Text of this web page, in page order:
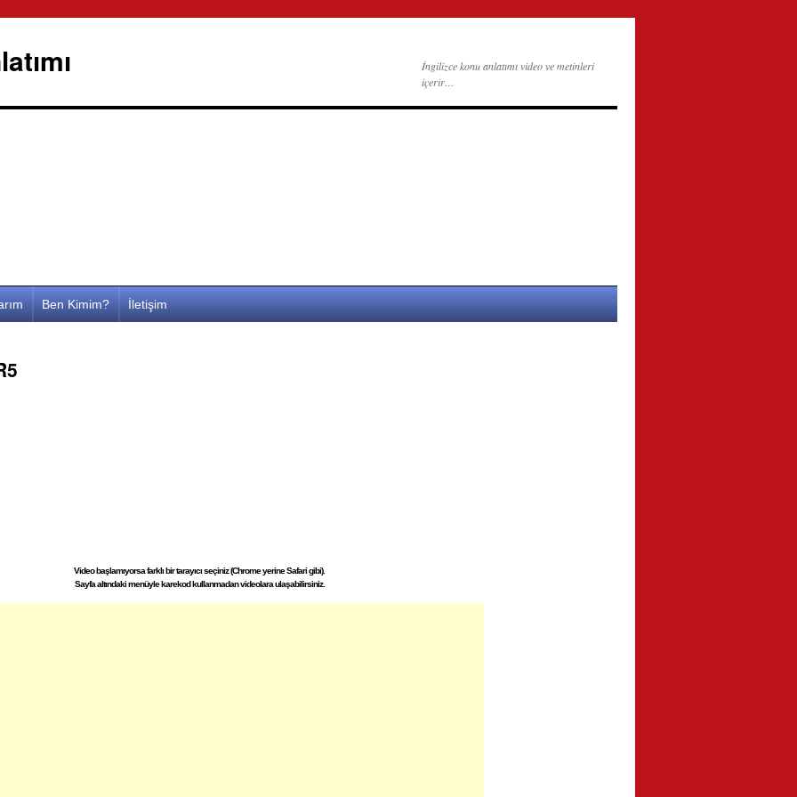
İngilizce konu anlatımı video ve metinleri
içerir…
Ben Kimim? İletişim
Video başlamıyorsa farklı bir tarayıcı seçiniz (Chrome yerine Safari gibi).
Sayfa altındaki menüyle karekod kullanmadan videolara ulaşabilirsiniz.